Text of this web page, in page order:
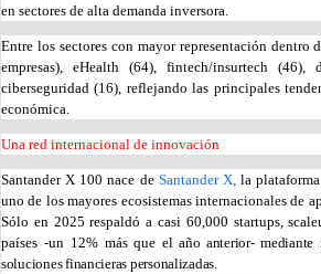
en sectores de alta demanda inversora.
Entre los sectores con mayor representación dentro
empresas), eHealth (64), fintech/insurtech
ciberseguridad (16), reflejando las principales
económica.
Una red internacional de innovación
Santander X 100 nace deSantander X,la plataforma
uno de los mayores ecosistemas internacionales de
Sólo en 2025 respaldó a casi 60,000 startups,
países -un 12% más queel año anterior- mediante
soluciones financieras personalizadas.